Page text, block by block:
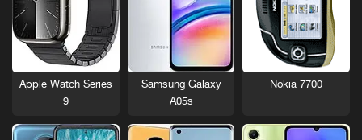
Nokia 7700
Samsung Galaxy
A05s
Apple Watch Series
9